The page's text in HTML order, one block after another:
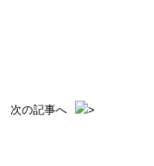
次の記事へ